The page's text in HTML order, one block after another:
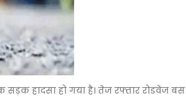
सड़क हादसा हो गया है। तेज रफ्तार रोडवेज